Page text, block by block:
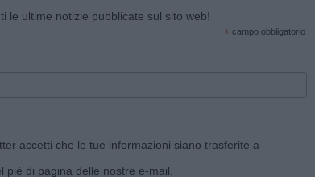
le ultime notizie pubblicate sul sito web!
* campo obbligatorio
accetti che le tue informazioni siano trasferite a
di pagina delle nostre e-mail.